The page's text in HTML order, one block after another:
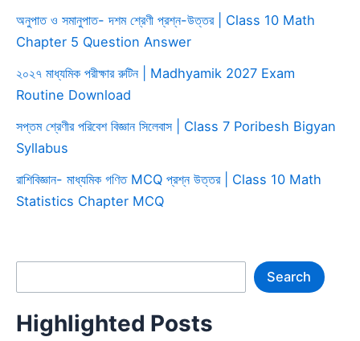
অনুপাত ও সমানুপাত- দশম শ্রেণী প্রশ্ন-উত্তর | Class 10 Math
Chapter 5 Question Answer
২০২৭ মাধ্যমিক পরীক্ষার রুটিন | Madhyamik 2027 Exam
Routine Download
সপ্তম শ্রেণীর পরিবেশ বিজ্ঞান সিলেবাস | Class 7 Poribesh Bigyan
Syllabus
রাশিবিজ্ঞান- মাধ্যমিক গণিত MCQ প্রশ্ন উত্তর | Class 10 Math
Statistics Chapter MCQ
Search
Highlighted Posts